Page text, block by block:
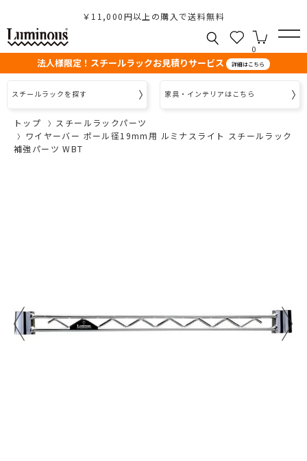
￥11,000円以上の購入で送料無料
0
法人様限定！スチールラックお見積りサービス 詳細はこちら
スチールラックを探す 家具・インテリアはこちら
トップ
スチールラックパーツ
ワイヤーバー ポール径19mm用 ルミナスライト スチールラック
補強パーツ WBT